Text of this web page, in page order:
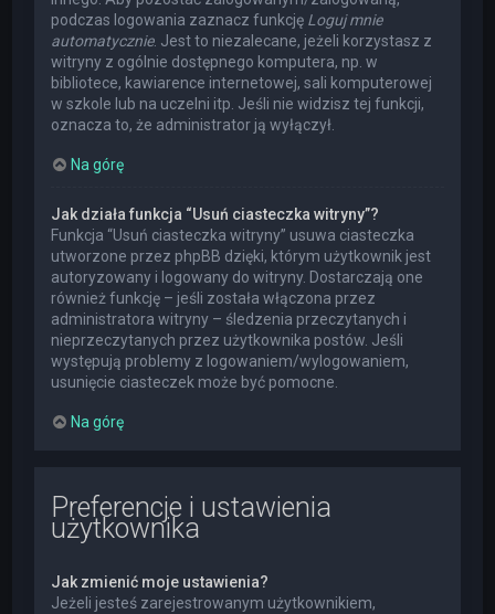
podczas logowania zaznacz funkcję Loguj mnie
automatycznie. Jest to niezalecane, jeżeli korzystasz z
witryny z ogólnie dostępnego komputera, np. w
bibliotece, kawiarence internetowej, sali komputerowej
w szkole lub na uczelni itp. Jeśli nie widzisz tej funkcji,
oznacza to, że administrator ją wyłączył.
Na górę
Jak działa funkcja “Usuń ciasteczka witryny”?
Funkcja “Usuń ciasteczka witryny” usuwa ciasteczka
utworzone przez phpBB dzięki, którym użytkownik jest
autoryzowany i logowany do witryny. Dostarczają one
również funkcję – jeśli została włączona przez
administratora witryny – śledzenia przeczytanych i
nieprzeczytanych przez użytkownika postów. Jeśli
występują problemy z logowaniem/wylogowaniem,
usunięcie ciasteczek może być pomocne.
Na górę
Preferencje i ustawienia
użytkownika
Jak zmienić moje ustawienia?
Jeżeli jesteś zarejestrowanym użytkownikiem,